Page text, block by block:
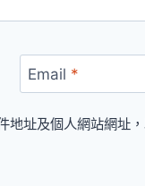
Email *
地址及個人網站網址